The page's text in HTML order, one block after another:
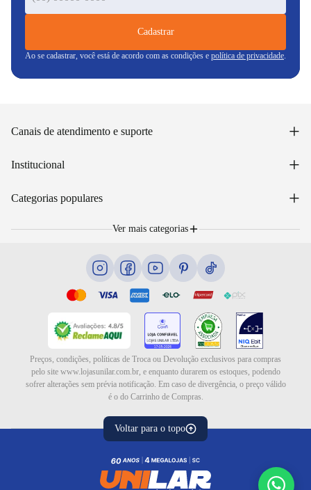
Cadastrar
Ao se cadastrar, você está de acordo com as condições e política de privacidade.
Canais de atendimento e suporte +
Acompanhar pedido
Email: sac@lojasunilar.com.br
Institucional +
Política de entregas
Portal de Vagas
Categorias populares +
Ver mais categorias
Preços, condições, políticas de Troca ou Devolução exclusivos para compras
pelo site www.lojasunilar.com.br, e enquanto durarem os estoques, podendo
sofrer alterações sem prévia notificação. Em caso de divergência, o preço válido
é o do Carrinho de Compras.
Voltar para o topo